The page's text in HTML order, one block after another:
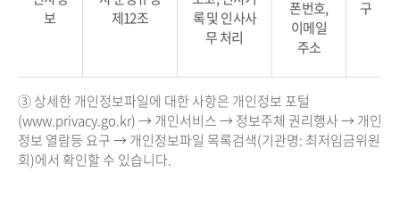
보
제12조
록 및 인사사
무 처리
폰번호,
이메일
주소
구
③ 상세한 개인정보파일에 대한 사항은 개인정보 포털
(www.privacy.go.kr) → 개인서비스 → 정보주체 권리행사 → 개인
정보 열람등 요구 → 개인정보파일 목록검색(기관명: 최저임금위원
회)에서 확인할 수 있습니다.